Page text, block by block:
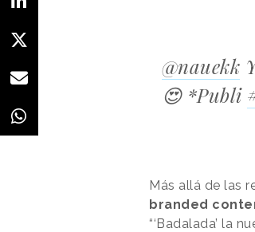
@nauekk
😍 *Publi
Más allá de las
branded
“‘Badalada’ la